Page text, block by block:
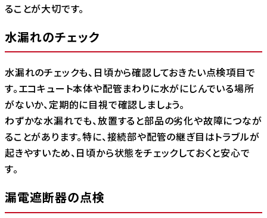
ることが大切です。
水漏れのチェック
水漏れのチェックも、日頃から確認しておきたい点検項目で
す。エコキュート本体や配管まわりに水がにじんでいる場所
がないか、定期的に目視で確認しましょう。
わずかな水漏れでも、放置すると部品の劣化や故障につなが
ることがあります。特に、接続部や配管の継ぎ目はトラブルが
起きやすいため、日頃から状態をチェックしておくと安心で
す。
漏電遮断器の点検